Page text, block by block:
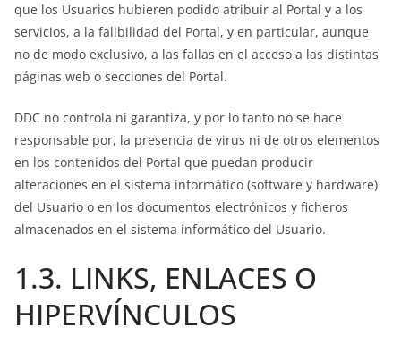
que los Usuarios hubieren podido atribuir al Portal y a los
servicios, a la falibilidad del Portal, y en particular, aunque
no de modo exclusivo, a las fallas en el acceso a las distintas
páginas web o secciones del Portal.
DDC no controla ni garantiza, y por lo tanto no se hace
responsable por, la presencia de virus ni de otros elementos
en los contenidos del Portal que puedan producir
alteraciones en el sistema informático (software y hardware)
del Usuario o en los documentos electrónicos y ficheros
almacenados en el sistema informático del Usuario.
1.3. LINKS, ENLACES O
HIPERVÍNCULOS